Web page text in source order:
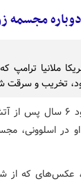
ملانیا
تخریب و سرقت
، حدود ۶ سال
در اسلوونی،
عکس‌های که از